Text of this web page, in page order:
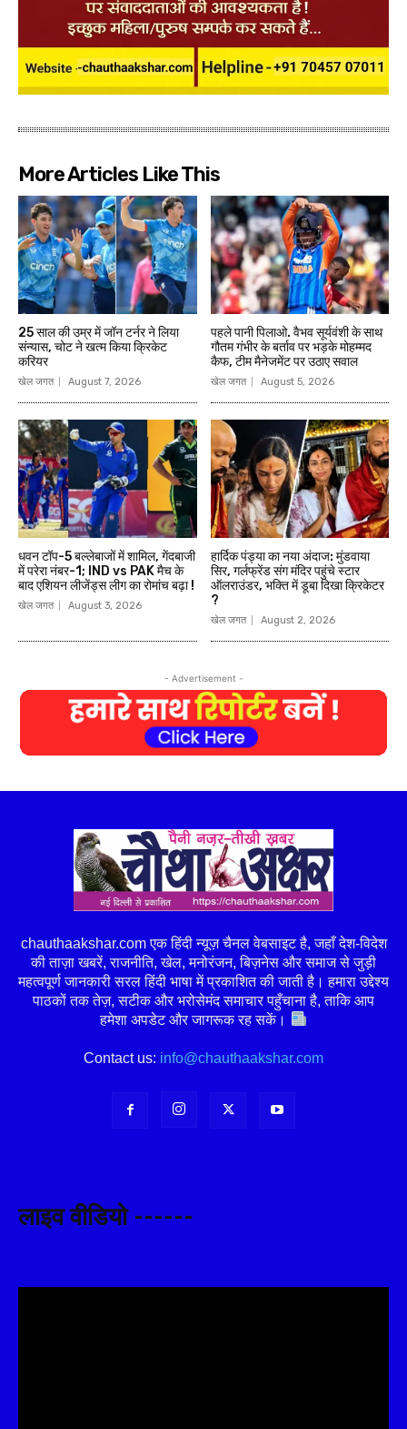
More Articles Like This
25 साल की उम्र में जॉन टर्नर ने लिया
संन्यास, चोट ने खत्म किया क्रिकेट
करियर
खेल जगत August 7, 2026
पहले पानी पिलाओ. वैभव सूर्यवंशी के साथ
गौतम गंभीर के बर्ताव पर भड़के मोहम्मद
कैफ, टीम मैनेजमेंट पर उठाए सवाल
खेल जगत August 5, 2026
धवन टॉप-5 बल्लेबाजों में शामिल, गेंदबाजी
में परेरा नंबर-1; IND vs PAK मैच के
बाद एशियन लीजेंड्स लीग का रोमांच बढ़ा !
खेल जगत August 3, 2026
हार्दिक पंड्या का नया अंदाज: मुंडवाया
सिर, गर्लफ्रेंड संग मंदिर पहुंचे स्टार
ऑलराउंडर, भक्ति में डूबा दिखा क्रिकेटर
?
खेल जगत August 2, 2026
- Advertisement -
chauthaakshar.com एक हिंदी न्यूज़ चैनल वेबसाइट है, जहाँ देश-विदेश
की ताज़ा खबरें, राजनीति, खेल, मनोरंजन, बिज़नेस और समाज से जुड़ी
महत्वपूर्ण जानकारी सरल हिंदी भाषा में प्रकाशित की जाती है। हमारा उद्देश्य
पाठकों तक तेज़, सटीक और भरोसेमंद समाचार पहुँचाना है, ताकि आप
हमेशा अपडेट और जागरूक रह सकें।
Contact us: info@chauthaakshar.com
लाइव वीडियो ------